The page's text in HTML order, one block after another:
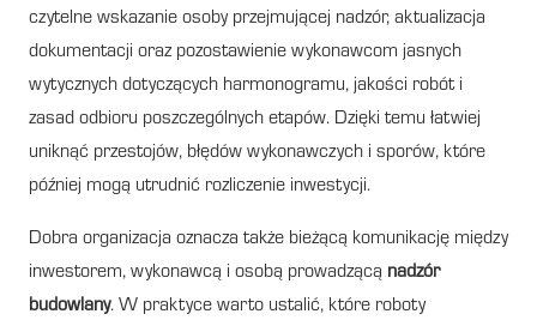
czytelne wskazanie osoby przejmującej nadzór, aktualizacja
dokumentacji oraz pozostawienie wykonawcom jasnych
wytycznych dotyczących harmonogramu, jakości robót i
zasad odbioru poszczególnych etapów. Dzięki temu łatwiej
uniknąć przestojów, błędów wykonawczych i sporów, które
później mogą utrudnić rozliczenie inwestycji.
Dobra organizacja oznacza także bieżącą komunikację między
inwestorem, wykonawcą i osobą prowadzącą nadzór
budowlany. W praktyce warto ustalić, które roboty